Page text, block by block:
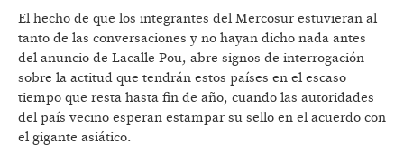
El hecho de que los integrantes del Mercosur estuvieran al
tanto de las conversaciones y no hayan dicho nada antes
del anuncio de Lacalle Pou, abre signos de interrogación
sobre la actitud que tendrán estos países en el escaso
tiempo que resta hasta fin de año, cuando las autoridades
del país vecino esperan estampar su sello en el acuerdo con
el gigante asiático.